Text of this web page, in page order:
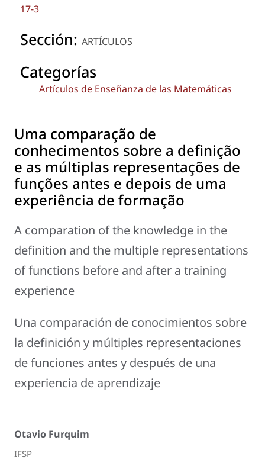
17-3
Sección: ARTÍCULOS
Categorías
Artículos de Enseñanza de las Matemáticas
Uma comparação de
conhecimentos sobre a definição
e as múltiplas representações de
funções antes e depois de uma
experiência de formação
A comparation of the knowledge in the
definition and the multiple representations
of functions before and after a training
experience
Una comparación de conocimientos sobre
la definición y múltiples representaciones
de funciones antes y después de una
experiencia de aprendizaje
Otavio Furquim
IFSP